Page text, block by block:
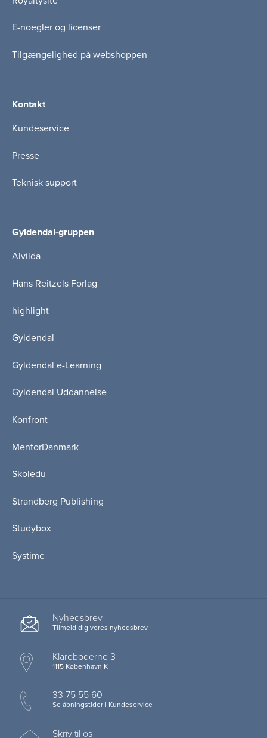
E-noegler og licenser
Tilgængelighed på webshoppen
Kontakt
Kundeservice
Presse
Teknisk support
Gyldendal-gruppen
Alvilda
Hans Reitzels Forlag
highlight
Gyldendal
Gyldendal e-Learning
Gyldendal Uddannelse
Konfront
MentorDanmark
Skoledu
Strandberg Publishing
Studybox
Systime
Nyhedsbrev
Tilmeld dig vores nyhedsbrev
Klareboderne 3
1115 København K
33 75 55 60
Se åbningstider i Kundeservice
Skriv til os